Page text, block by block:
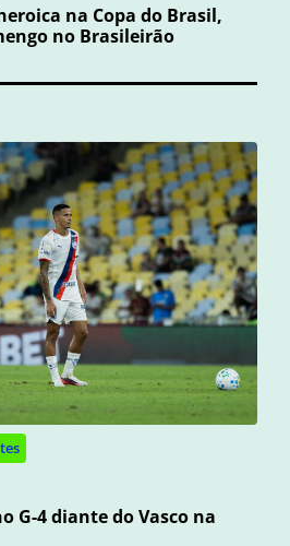
na Copa do Brasil,
no Brasileirão
G-4 diante do Vasco na